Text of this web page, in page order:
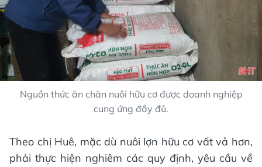
Nguồn thức ăn chăn nuôi hữu cơ được doanh nghiệp
cung ứng đầy đủ.
Theo chị Huê, mặc dù nuôi lợn hữu cơ vất vả hơn,
phải thực hiện nghiêm các quy định, yêu cầu về